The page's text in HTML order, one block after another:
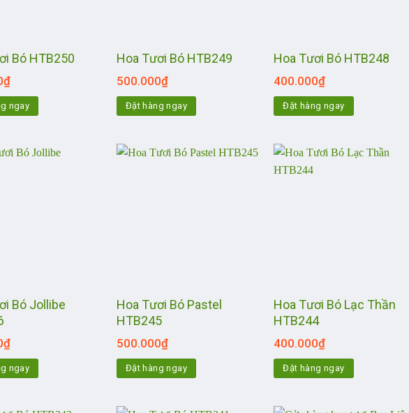
Bó HTB250
₫
ngay
Hoa Tươi Bó HTB249
500.000₫
Đặt hàng ngay
Hoa Tươi Bó HTB248
400.000₫
Đặt hàng ngay
Bó Jollibe
₫
ngay
Hoa Tươi Bó Pastel
HTB245
500.000₫
Đặt hàng ngay
Hoa Tươi Bó Lạc Thần
HTB244
400.000₫
Đặt hàng ngay